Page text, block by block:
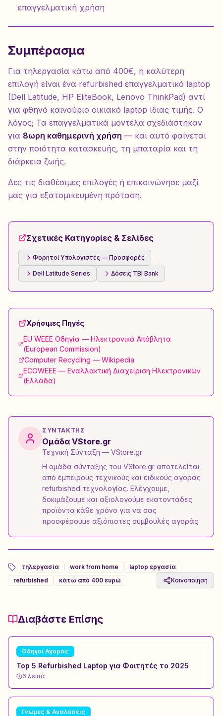
επαγγελματική χρήση
Συμπέρασμα
Για τηλεργασία κάτω από 400€, η καλύτερη
επιλογή είναι ένα refurbished επαγγελματικό laptop
(Dell Latitude, HP EliteBook, Lenovo ThinkPad) αντί
για φθηνό καινούριο οικιακό laptop ίδιας τιμής. Ο
λόγος; Τα επαγγελματικά μοντέλα σχεδιάστηκαν
για 8ωρη καθημερινή χρήση — και αυτό φαίνεται
στην ποιότητα κατασκευής, τη μπαταρία και τη
διάρκεια ζωής.
Δες τις διαθέσιμες επιλογές ή επικοινώνησε μαζί
μας για εξατομικευμένη πρόταση.
Σχετικές Κατηγορίες & Σελίδες
Φορητοί Υπολογιστές — Προσφορές
Dell Latitude Series Δόσεις TBI Bank
Χρήσιμες Πηγές
EU WEEE Οδηγία — Ηλεκτρονικά Απόβλητα
(European Commission)
Computer Recycling — Wikipedia
ECOWEEE — Εναλλακτική Διαχείριση Ηλεκτρονικών
(Ελλάδα)
ΣΥΝΤΆΚΤΗΣ
Ομάδα VStore.gr
Τεχνική Σύνταξη — VStore.gr
Η ομάδα σύνταξης του VStore.gr αποτελείται
από έμπειρους τεχνικούς και ειδικούς αγοράς
refurbished τεχνολογίας. Ελέγχουμε,
δοκιμάζουμε και αξιολογούμε εκατοντάδες
προϊόντα κάθε χρόνο για να σας
προσφέρουμε αξιόπιστες συμβουλές αγοράς.
τηλεργασία work from home
laptop εργασία
refurbished
κάτω από 400 ευρώ Κοινοποίηση
Διαβάστε Επίσης
Οδηγοί Αγοράς
Top 5 Refurbished Laptop για Φοιτητές το 2025
6 λεπτά
Γνώμες & Αναλύσεις